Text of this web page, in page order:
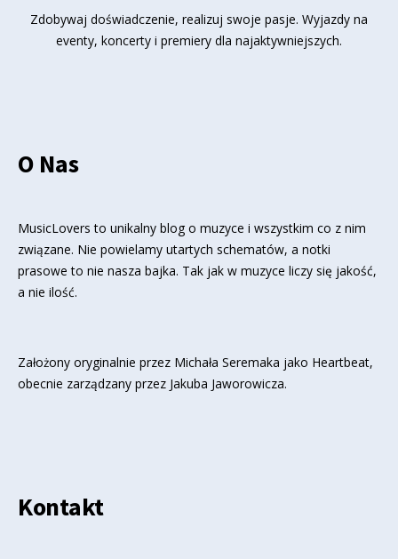
Zdobywaj doświadczenie, realizuj swoje pasje. Wyjazdy na
eventy, koncerty i premiery dla najaktywniejszych.
O Nas
MusicLovers to unikalny blog o muzyce i wszystkim co z nim
związane. Nie powielamy utartych schematów, a notki
prasowe to nie nasza bajka. Tak jak w muzyce liczy się jakość,
a nie ilość.
Założony oryginalnie przez Michała Seremaka jako Heartbeat,
obecnie zarządzany przez Jakuba Jaworowicza.
Kontakt